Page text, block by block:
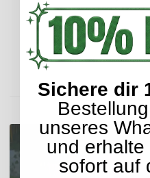
Lieferzeit: ca. 2-4
ENTDECKEN SIE
Sichere dir
unseres
und
sofort auf